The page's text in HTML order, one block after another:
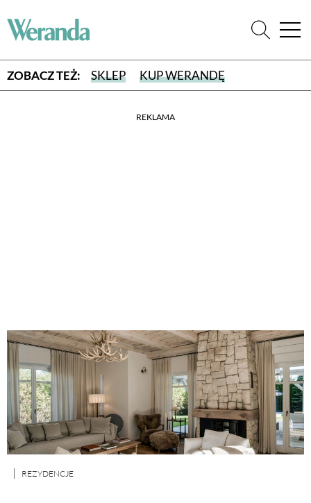
ZOBACZ TEŻ: SKLEP KUP WERANDĘ
REKLAMA
REZYDENCJE